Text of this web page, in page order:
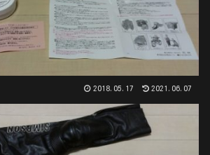
2018.05.17 2021.06.07